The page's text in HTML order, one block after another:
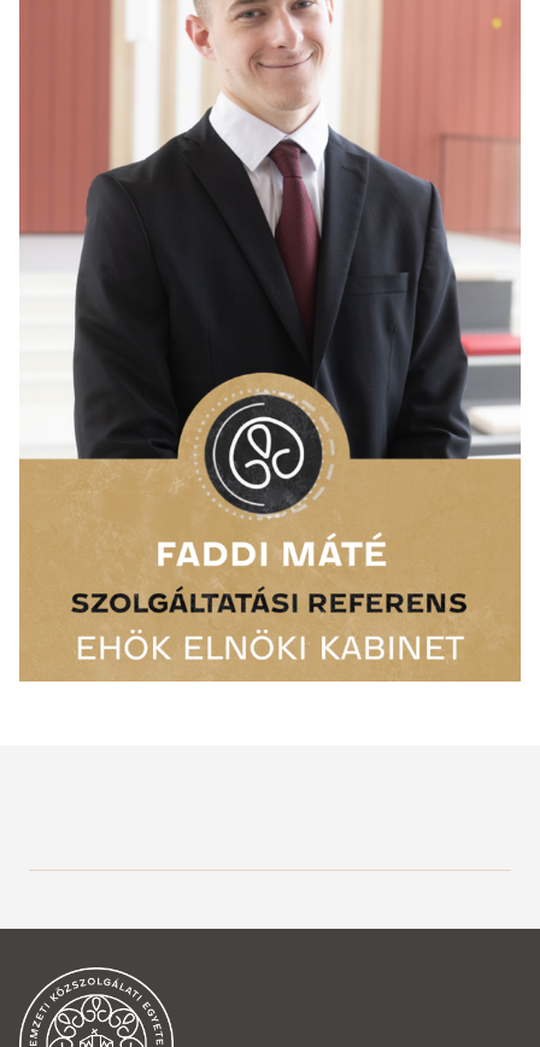
Hallgatói érdekképviselet
EHÖK elnöki köszöntő
Tisztségviselőink